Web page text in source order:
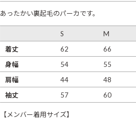
あったかい裏起毛のパーカです。
S M
着丈
62 66
身幅
54 55
肩幅
44 48
袖丈
57 60
【メンバー着用サイズ】